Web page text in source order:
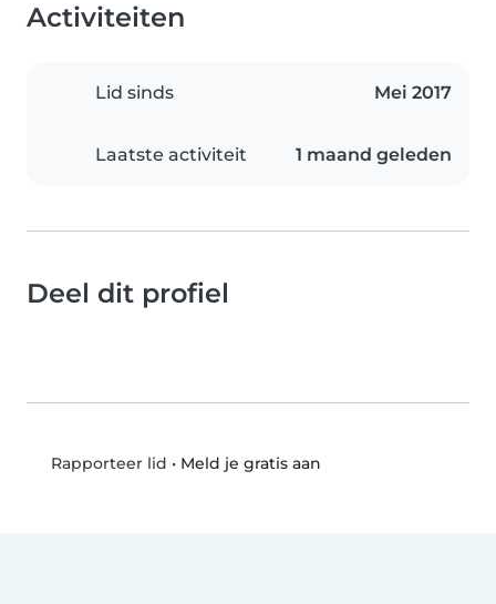
Activiteiten
Lid sinds Mei 2017
Laatste activiteit 1 maand geleden
Deel dit profiel
Rapporteer lid • Meld je gratis aan